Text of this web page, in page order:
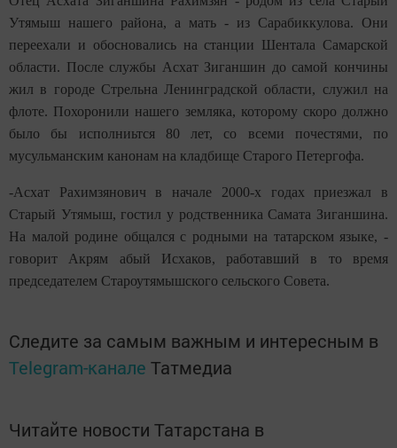
Утямыш нашего района, а мать - из Сарабиккулова. Они
переехали и обосновались на станции Шентала Самарской
области. После службы Асхат Зиганшин до самой кончины
жил в городе Стрельна Ленинградской области, служил на
флоте. Похоронили нашего земляка, которому скоро должно
было бы исполниьтся 80 лет, со всеми почестями, по
мусульманским канонам на кладбище Старого Петергофа.
-Асхат Рахимзянович в начале 2000-х годах приезжал в
Старый Утямыш, гостил у родственника Самата Зиганшина.
На малой родине общался с родными на татарском языке, -
говорит Акрям абый Исхаков, работавший в то время
председателем Староутямышского сельского Совета.
Следите за самым важным и интересным в
Telegram-канале Татмедиа
Читайте новости Татарстана в